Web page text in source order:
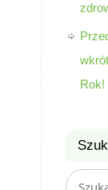
Rok!